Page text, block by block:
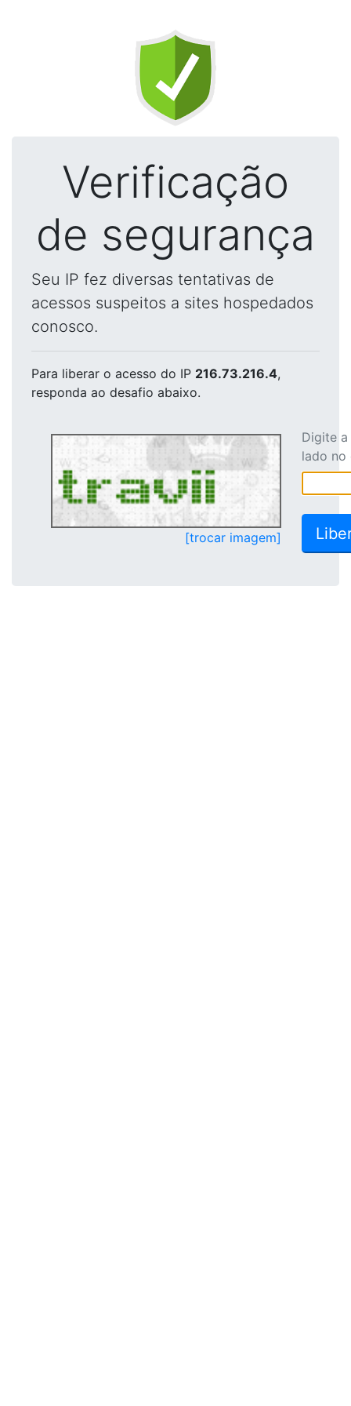
Verificação
de segurança
Seu IP fez diversas tentativas de
acessos suspeitos a sites hospedados
conosco.
Para liberar o acesso do IP 216.73.216.4,
responda ao desafio abaixo.
[trocar imagem]
Digite
lado no